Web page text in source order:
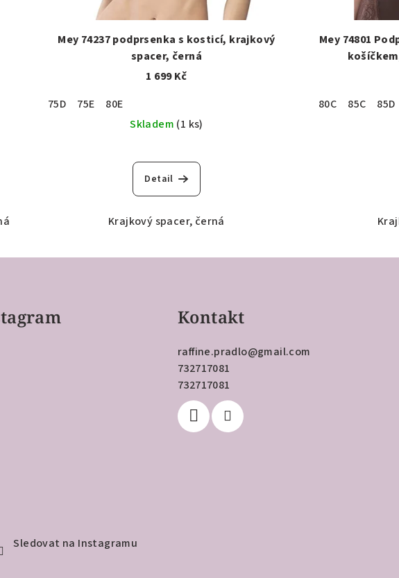
Mey 74237 podprsenka s kosticí, krajkový
spacer, černá
1 699 Kč
75D
75E
80E
Skladem (1 ks)
Detail
Krajkový spacer, černá
Mey 74801
80C
85C
85D
Sledovat na Instagramu
Kontakt
raffine.pradlo@gmail.com
732717081
732717081